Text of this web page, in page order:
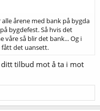
årene med bank på bygda
bygdefest. Så hvis det
våre så blir det bank... Og i
fått det uansett.
tilbud mot å ta i mot